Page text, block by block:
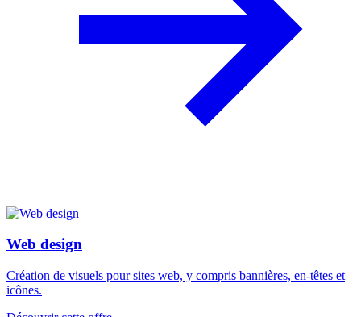
Web design
Création de visuels pour sites web, y compris bannières, en-têtes et
icônes.